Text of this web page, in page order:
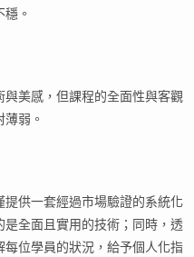
。
美感，但課程的全面性與客觀
弱。
供一套經過市場驗證的系統化
全面且實用的技術；同時，透
位學員的狀況，給予個人化指